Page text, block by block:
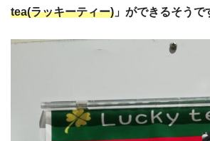
tea(ラッキーティー) 」ができるそうで